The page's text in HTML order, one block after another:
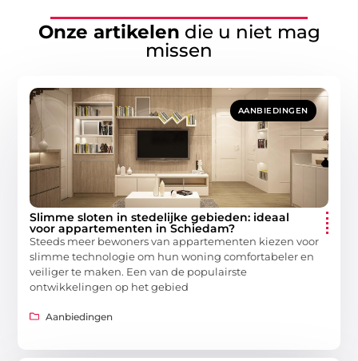
Onze artikelen die u niet mag
missen
AANBIEDINGEN
Slimme sloten in stedelijke gebieden: ideaal
voor appartementen in Schiedam?
Steeds meer bewoners van appartementen kiezen voor
slimme technologie om hun woning comfortabeler en
veiliger te maken. Een van de populairste
ontwikkelingen op het gebied
Aanbiedingen